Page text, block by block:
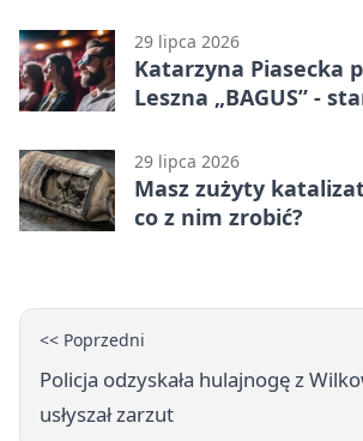
29 lipca 2026
Katarzyna Piasecka
Leszna „BAGUS” -
29 lipca 2026
Masz zużyty
co z nim zrobić?
<< Poprzedni
Policja odzyskała hulajnogę z
usłyszał zarzut